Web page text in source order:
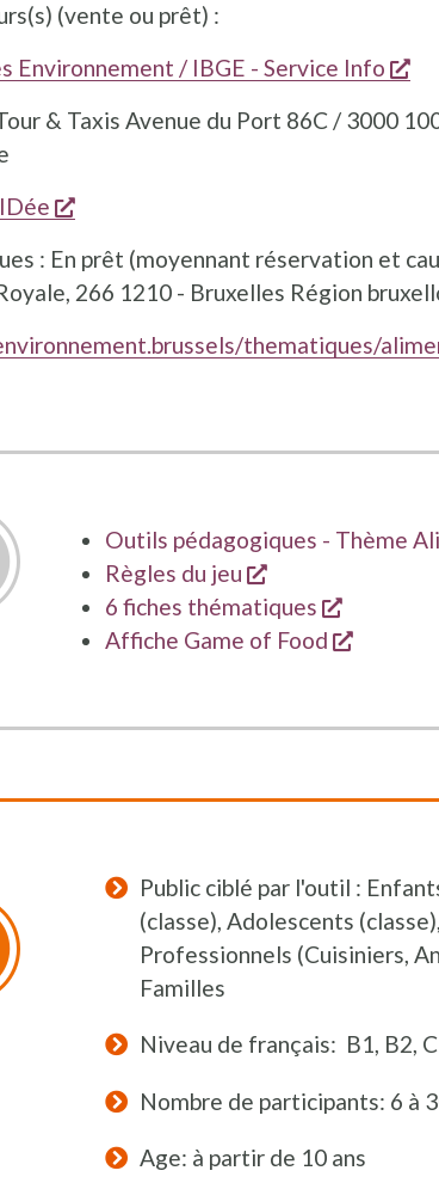
(vente ou prêt) :
Environnement / IBGE - Service Info
& Taxis Avenue du Port 86C / 3000
s'ouvre dans une nouvelle fenêtre
: En prêt (moyennant réservation et
266 1210 - Bruxelles Région
thematiques/
Outils pédagogiques - Thème
Règles du jeu
s'ouvre dans
6 fiches thématiques
s'ouvre
Affiche Game of Food
s'ouvre
Public ciblé par l'outil :
(classe), Adolescents
Professionnels (Cuisiniers,
Familles
Niveau de français: B1, B2,
Nombre de participants: 6 à
Age: à partir de 10 ans